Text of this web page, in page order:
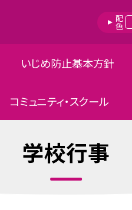
配色
いじめ防止基本方針
コミュニティ・スクール
学校行事